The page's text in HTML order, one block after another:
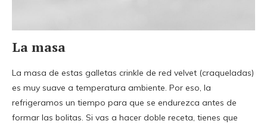
La masa
La masa de estas galletas crinkle de red velvet (craqueladas)
es muy suave a temperatura ambiente. Por eso, la
refrigeramos un tiempo para que se endurezca antes de
formar las bolitas. Si vas a hacer doble receta, tienes que